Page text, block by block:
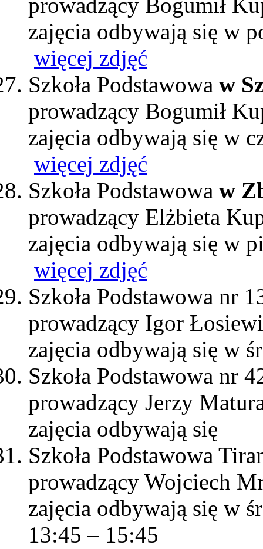
prowadzący Bogumił
zajęcia odbywają się w
więcej zdjęć
Szkoła Podstawowa w
prowadzący Bogumił
zajęcia odbywają się w
więcej zdjęć
Szkoła Podstawowa w
prowadzący Elżbieta
zajęcia odbywają się w
więcej zdjęć
Szkoła Podstawowa nr
prowadzący Igor
zajęcia odbywają się w
Szkoła Podstawowa nr
prowadzący Jerzy
zajęcia odbywają się
Szkoła Podstawowa
prowadzący Wojciech
zajęcia odbywają się w
13:45 – 15:45